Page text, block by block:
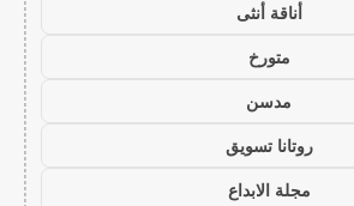
أناقة أنثى
متورخ
مدسن
روتانا تسويق
مجلة الابداع